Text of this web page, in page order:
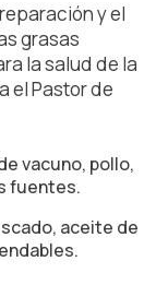
y el
grasas
la salud de la
el Pastor de
vacuno, pollo,
fuentes.
aceite de